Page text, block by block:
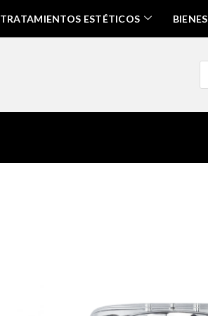
TRATAMIENTOS ESTÉTICOS